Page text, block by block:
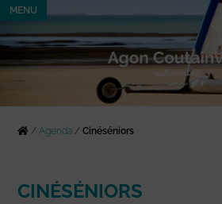
MENU
/Agenda /Cinéséniors
CINÉSÉNIORS